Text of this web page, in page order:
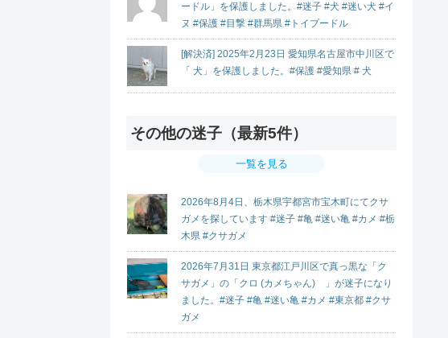
ードル」を保護しました。#迷子 #犬 #迷い犬 #イ
ヌ #保護 #目撃 #群馬県 #トイプードル
[解決済] 2025年2月23日 愛知県名古屋市中川区で
「 犬」を保護しました。#保護 #愛知県 # 犬
その他の迷子（最新5件）
一覧を見る
2026年8月4日、栃木県宇都宮市宝木町にてクサ
ガメを探しています #迷子 #亀 #迷い亀 #カメ #栃
木県 #クサガメ
2026年7月31日 東京都江戸川区で真っ黒な「ク
サガメ」の「クロ (カメちゃん) 」が迷子になり
ました。#迷子 #亀 #迷い亀 #カメ #東京都 #クサ
ガメ